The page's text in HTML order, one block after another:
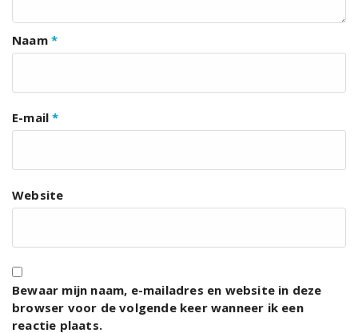
Naam *
E-mail*
Website
Bewaar mijn naam, e-mailadres en website in deze
browser voor de volgende keer wanneer ik een
reactie plaats.